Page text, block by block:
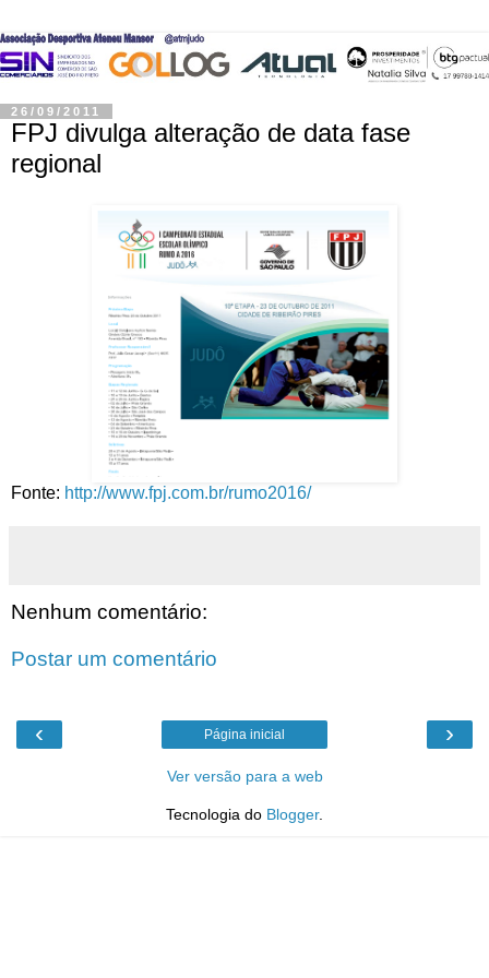
26/09/2011
FPJ divulga alteração de data fase
regional
Fonte: http://www.fpj.com.br/rumo2016/
Nenhum comentário:
Postar um comentário
‹ ›
Página inicial
Ver versão para a web
Tecnologia do Blogger.